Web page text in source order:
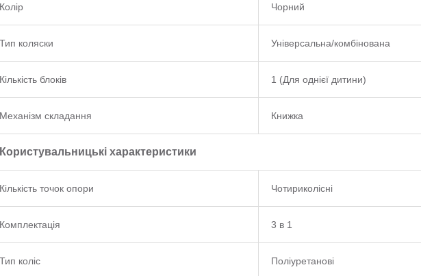
Колір Чорний
Тип коляски Універсальна/комбінована
Кількість блоків 1 (Для однієї дитини)
Механізм складання Книжка
Користувальницькі характеристики
Кількість точок опори Чотириколісні
Комплектація 3 в 1
Тип коліс Поліуретанові